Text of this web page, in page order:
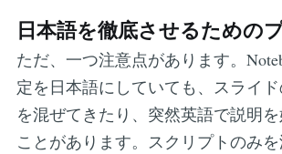
日本語を徹底させるための
ただ、一つ注意点があります。
定を日本語にしていても、スライ
を混ぜてきたり、突然英語で説明
ことがあります。スクリプトのみ